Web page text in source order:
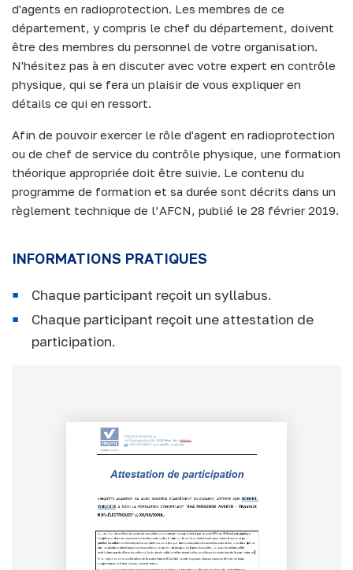
d'agents en radioprotection. Les membres de ce
département, y compris le chef du département, doivent
être des membres du personnel de votre organisation.
N'hésitez pas à en discuter avec votre expert en contrôle
physique, qui se fera un plaisir de vous expliquer en
détails ce qui en ressort.
Afin de pouvoir exercer le rôle d'agent en radioprotection
ou de chef de service du contrôle physique, une formation
théorique appropriée doit être suivie. Le contenu du
programme de formation et sa durée sont décrits dans un
règlement technique de l’AFCN, publié le 28 février 2019.
INFORMATIONS PRATIQUES
Chaque participant reçoit un syllabus.
Chaque participant reçoit une attestation de
participation.